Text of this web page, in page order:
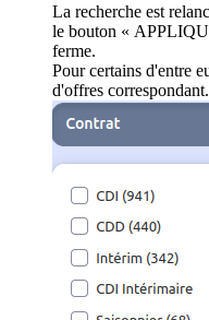
La recherche est
le bouton «
ferme.
Pour certains d'entre
d'offres correspondant.